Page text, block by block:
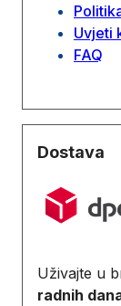
Uvjeti
FAQ
Dostava
Uživajte u
radnih